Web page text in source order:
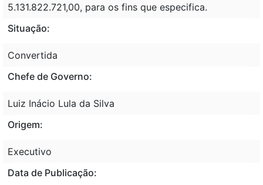
5.131.822.721,00, para os fins que especifica.
Situação:
Convertida
Chefe de Governo:
Luiz Inácio Lula da Silva
Origem:
Executivo
Data de Publicação: